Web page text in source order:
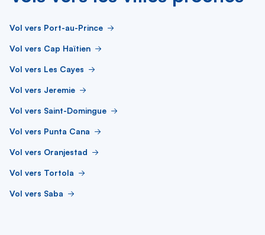
Vol vers Port-au-Prince
Vol vers Cap Haïtien
Vol vers Les Cayes
Vol vers Jeremie
Vol vers Saint-Domingue
Vol vers Punta Cana
Vol vers Oranjestad
Vol vers Tortola
Vol vers Saba